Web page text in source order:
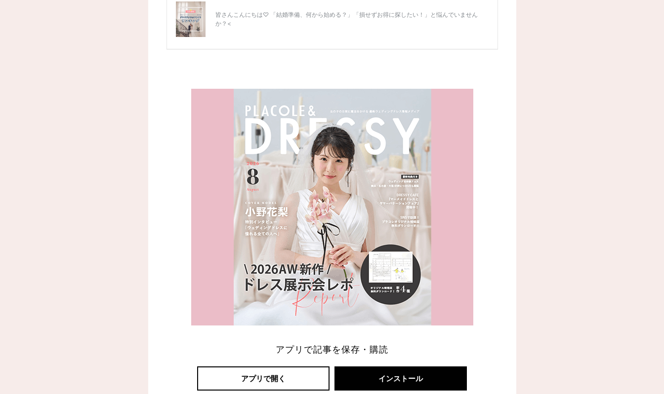
アプリで記事を保存・購読
アプリで開く インストール